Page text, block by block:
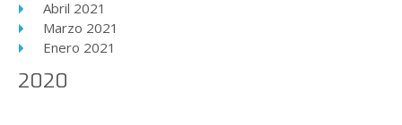
Abril 2021
Marzo 2021
Enero 2021
2020